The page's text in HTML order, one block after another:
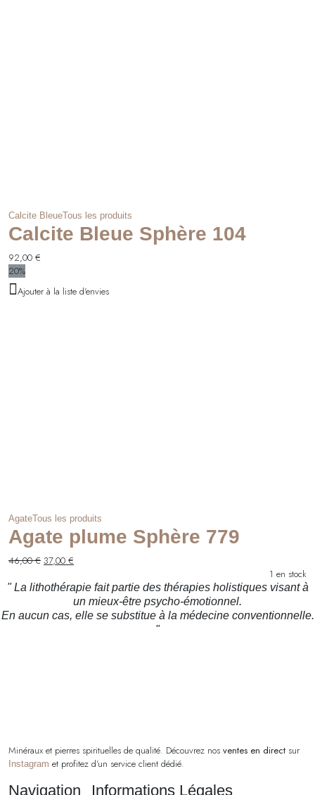
Calcite BleueTous les produits
Calcite Bleue Sphère 104
92,00 €
20%
Ajouter à la liste d'envies
AgateTous les produits
Agate plume Sphère 779
46,00€ Le
initial
46,00 €.
37,00 €
actuel
est :
37,00 €.
1 en stock
" La lithothérapie fait partie des thérapies holistiques visant à
un mieux-être psycho-émotionnel.
En aucun cas, elle se substitue à la médecine conventionnelle.
"
Minéraux et pierres spirituelles de qualité. Découvrez nos ventes en direct sur
Instagram et profitez d’un service client dédié.
Navigation Informations Légales